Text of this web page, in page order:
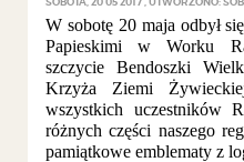
W sobotę 20 maja odbył
Papieskimi w Worku
szczycie Bendoszki
Krzyża Ziemi
wszystkich uczestników
różnych części naszego
pamiątkowe emblematy z